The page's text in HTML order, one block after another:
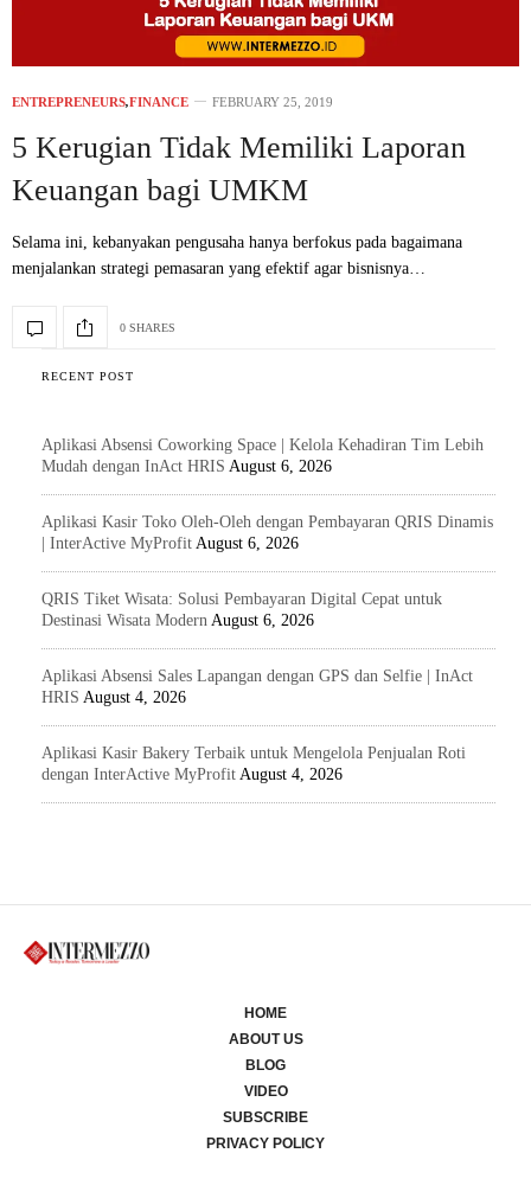
ENTREPRENEURS,FINANCE FEBRUARY 25, 2019
5 Kerugian Tidak Memiliki Laporan
Keuangan bagi UMKM
Selama ini, kebanyakan pengusaha hanya berfokus pada bagaimana
menjalankan strategi pemasaran yang efektif agar bisnisnya…
0 SHARES
RECENT POST
Aplikasi Absensi Coworking Space | Kelola Kehadiran Tim Lebih
Mudah dengan InAct HRIS August 6, 2026
Aplikasi Kasir Toko Oleh-Oleh dengan Pembayaran QRIS Dinamis
| InterActive MyProfit August 6, 2026
QRIS Tiket Wisata: Solusi Pembayaran Digital Cepat untuk
Destinasi Wisata Modern August 6, 2026
Aplikasi Absensi Sales Lapangan dengan GPS dan Selfie | InAct
HRIS August 4, 2026
Aplikasi Kasir Bakery Terbaik untuk Mengelola Penjualan Roti
dengan InterActive MyProfit August 4, 2026
HOME
ABOUT US
BLOG
VIDEO
SUBSCRIBE
PRIVACY POLICY